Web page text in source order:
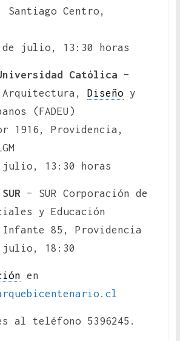
Santiago Centro,
de julio, 13:30 horas
Católica –
Arquitectura, Diseñoy
(FADEU)
1916, Providencia,
julio, 13:30 horas
– SUR Corporación de
y Educación
Infante 85, Providencia
julio, 18:30
en
al teléfono 5396245.